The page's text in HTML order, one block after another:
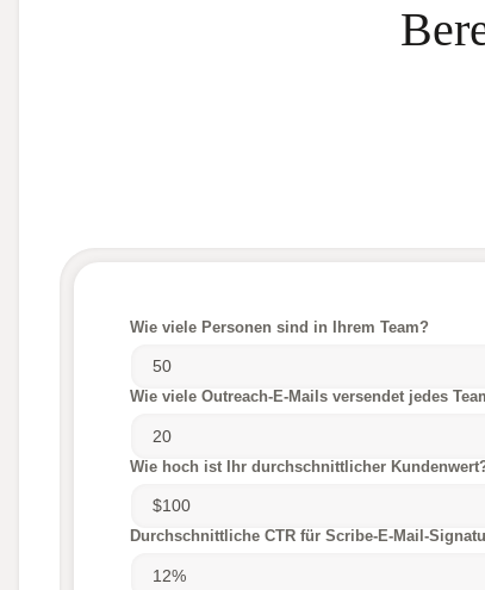
Wie viele Personen sind in Ihrem Team?
Wie viele Outreach-E-Mails versendet jedes
Wie hoch ist Ihr durchschnittlicher
Durchschnittliche CTR für Scribe-E-Mail-